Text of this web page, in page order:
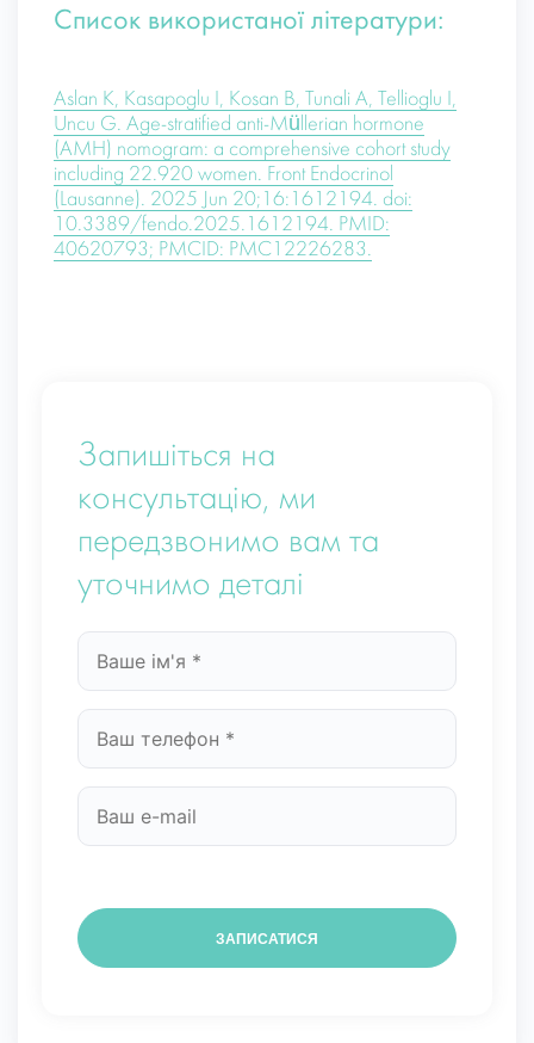
Список використаної літератури:
Aslan K, Kasapoglu I, Kosan B, Tunali A, Tellioglu I,
Uncu G. Age-stratified anti-Müllerian hormone
(AMH) nomogram: a comprehensive cohort study
including 22.920 women. Front Endocrinol
(Lausanne). 2025 Jun 20;16:1612194. doi:
10.3389/fendo.2025.1612194. PMID:
40620793; PMCID: PMC12226283.
Запишіться на
консультацію, ми
передзвонимо вам та
уточнимо деталі